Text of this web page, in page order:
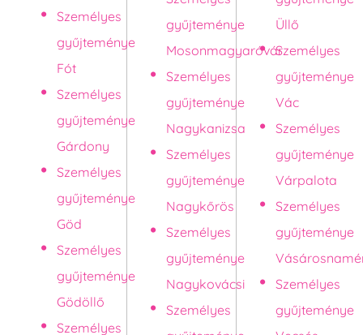
Személyes
gyűjteménye
Fót
Személyes
gyűjteménye
Gárdony
Személyes
gyűjteménye
Göd
Személyes
gyűjteménye
Gödöllő
Személyes
gyűjteménye
Mosonmagyaróvár
Személyes
gyűjteménye
Nagykanizsa
Személyes
gyűjteménye
Nagykőrös
Személyes
gyűjteménye
Nagykovácsi
Személyes
Üllő
Személyes
gyűjteménye
Vác
Személyes
gyűjteménye
Várpalota
Személyes
gyűjteménye
Személyes
gyűjteménye